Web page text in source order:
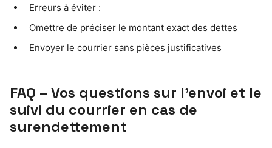
Erreurs à éviter :
Omettre de préciser le montant exact des dettes
Envoyer le courrier sans pièces justificatives
FAQ – Vos questions sur l’envoi et le
suivi du courrier en cas de
surendettement